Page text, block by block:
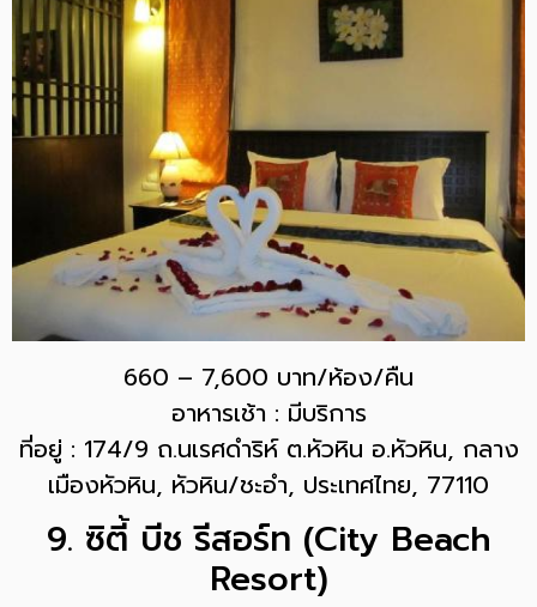
660 – 7,600 บาท/ห้อง/คืน
อาหารเช้า : มีบริการ
ที่อยู่ : 174/9 ถ.นเรศดำริห์ ต.หัวหิน อ.หัวหิน, กลาง
เมืองหัวหิน, หัวหิน/ชะอำ, ประเทศไทย, 77110
9. ซิตี้ บีช รีสอร์ท (City Beach
Resort)